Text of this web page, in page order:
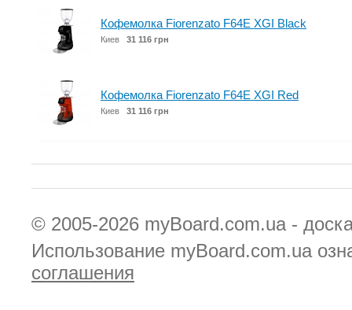
Кофемолка Fiorenzato F64E XGI Black
Киев 31 116 грн
Кофемолка Fiorenzato F64E XGI Red
Киев 31 116 грн
© 2005-2026 myBoard.com.ua -
Использование myBoard.com.ua
соглашения